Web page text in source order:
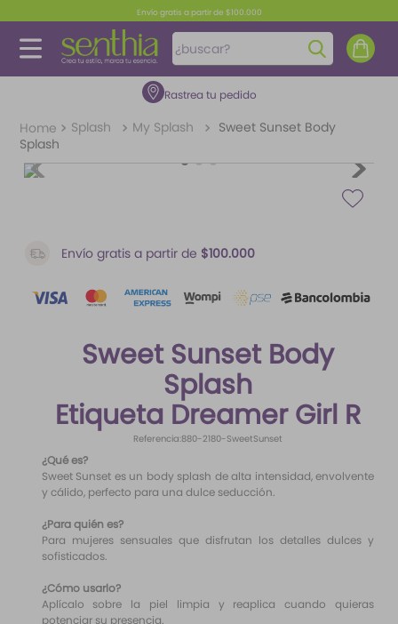
Envío gratis a partir de $100.000
¿buscar?
Rastrea tu pedido
Splash My Splash
Sweet Sunset Body
Splash
Envío gratis a partir de $100.000
Sweet Sunset Body
Splash
Etiqueta Dreamer Girl R
Referencia:880-2180-SweetSunset
¿Qué es?
Sweet Sunset es un body splash de alta intensidad, envolvente
y cálido, perfecto para una dulce seducción.
¿Para quién es?
Para mujeres sensuales que disfrutan los detalles dulces y
sofisticados.
¿Cómo usarlo?
Aplícalo sobre la piel limpia y reaplica cuando quieras
potenciar su presencia.
TÉRMINOS MÁS BUSCADOS
1.
perfume
5.
mantequilla
paris hilton
santal 33